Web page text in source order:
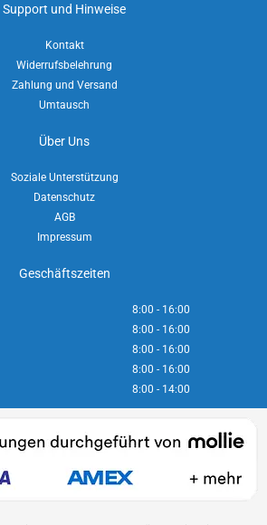
Support und Hinweise
Kontakt
Widerrufsbelehrung
Zahlung und Versand
Umtausch
Über Uns
Soziale Unterstützung
Datenschutz
AGB
Impressum
Geschäftszeiten
8:00 - 16:00
8:00 - 16:00
8:00 - 16:00
8:00 - 16:00
8:00 - 14:00